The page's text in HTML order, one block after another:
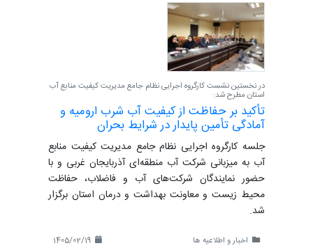
در نخستین نشست کارگروه اجرایی نظام جامع مدیریت کیفیت منابع آب
استان مطرح شد:
تأکید بر حفاظت از کیفیت آب شرب ارومیه و
آمادگی تأمین پایدار در شرایط بحران
جلسه کارگروه اجرایی نظام جامع مدیریت کیفیت منابع
آب به میزبانی شرکت آب منطقه‌ای آذربایجان غربی و با
حضور نمایندگان شرکت‌های آب و فاضلاب، حفاظت
محیط زیست و معاونت بهداشت و درمان استان برگزار
شد.
اخبار و اطلاعیه ها